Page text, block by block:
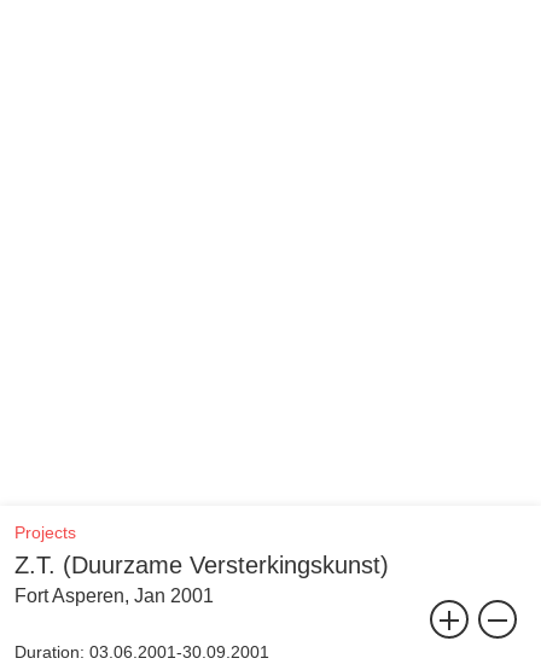
Projects
Z.T. (Duurzame Versterkingskunst)
Fort Asperen, Jan 2001
Duration: 03.06.2001-30.09.2001